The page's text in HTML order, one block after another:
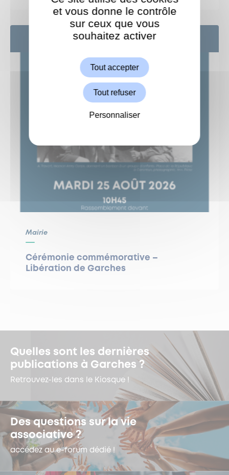
25 AOÛT
Mairie
Cérémonie commémorative –
Libération de Garches
Quelles sont les dernières
publications à Garches ?
Retrouvez-les dans le Kiosque !
Des questions sur la vie
associative ?
accédez au e-forum dédié !
ShareThis est désactivé.
et vous donne le contrôle
sur ceux que vous
souhaitez activer
Tout accepter
Tout refuser
Personnaliser